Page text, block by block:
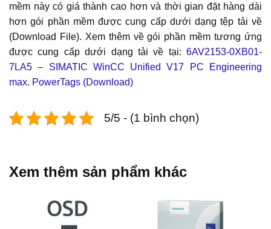
mềm này có giá thành cao hơn và thời gian đặt hàng dài
hơn gói phần mềm được cung cấp dưới dạng tệp tải về
(Download File). Xem thêm về gói phần mềm tương ứng
được cung cấp dưới dạng tải về tại: 6AV2153-0XB01-
7LA5 – SIMATIC WinCC Unified V17 PC Engineering
max. PowerTags (Download)
5/5 - (1 bình chọn)
Xem thêm sản phẩm khác